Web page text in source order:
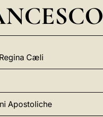
Cæli
Apostoliche